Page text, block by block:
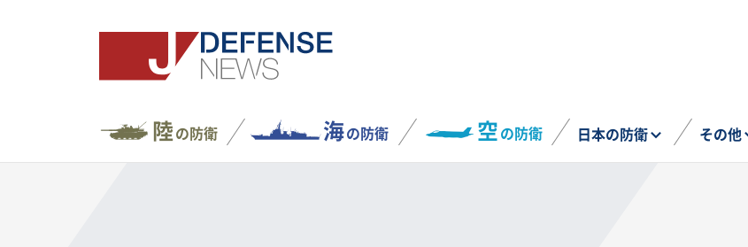
陸の防衛 海の防衛 空の防衛 日本の防衛 その他